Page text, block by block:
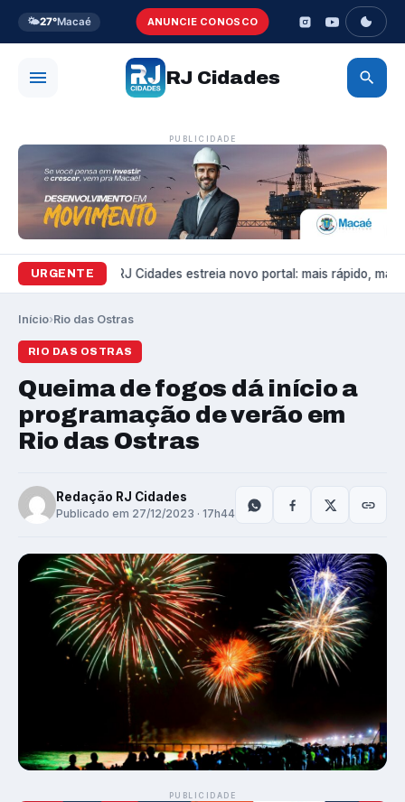
🌤️27°Macaé ANUNCIE CONOSCO
RJ Cidades
PUBLICIDADE
URGENTE
Variedades RJ Cidades estreia novo portal: mais rápido,
Início›Rio das Ostras
RIO DAS OSTRAS
Queima de fogos dá início a
programação de verão em
Rio das Ostras
Redação RJ Cidades
Publicado em 27/12/2023 · 17h44
PUBLICIDADE